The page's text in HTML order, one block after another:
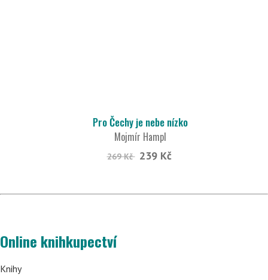
Pro Čechy je nebe nízko
Mojmír Hampl
269 Kč 239 Kč
Online knihkupectví
Knihy